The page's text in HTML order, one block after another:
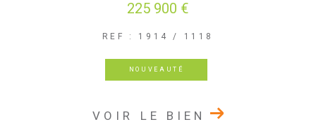
225 900 €
REF : 1914 / 1118
NOUVEAUTÉ
VOIR LE BIEN